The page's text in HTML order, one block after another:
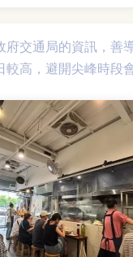
府交通局的資訊，善
高，避開尖峰時段